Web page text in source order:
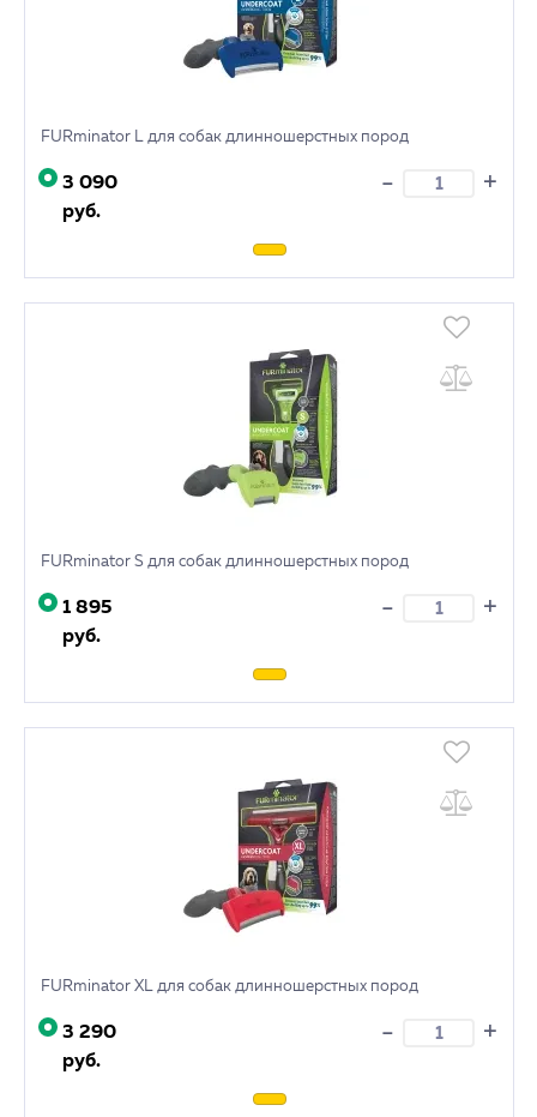
FURminator L для собак длинношерстных пород
3 090
руб.
- +
FURminator S для собак длинношерстных пород
1 895
руб.
- +
FURminator XL для собак длинношерстных пород
3 290
руб.
- +